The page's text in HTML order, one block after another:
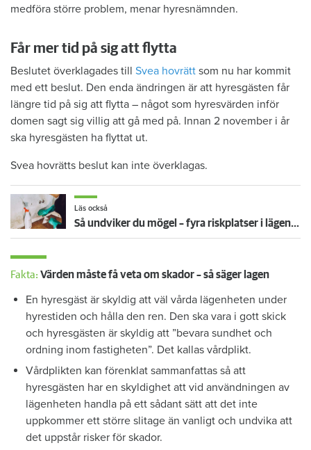
medföra större problem, menar hyresnämnden.
Får mer tid på sig att flytta
Beslutet överklagades till Svea hovrätt som nu har kommit
med ett beslut. Den enda ändringen är att hyresgästen får
längre tid på sig att flytta – något som hyresvärden inför
domen sagt sig villig att gå med på. Innan 2 november i år
ska hyresgästen ha flyttat ut.
Svea hovrätts beslut kan inte överklagas.
Läs också
Så undviker du mögel – fyra riskplatser i lägenheten: ”Måste städa bort”
Fakta: Värden måste få veta om skador – så säger lagen
En hyresgäst är skyldig att väl vårda lägenheten under
hyrestiden och hålla den ren. Den ska vara i gott skick
och hyresgästen är skyldig att ”bevara sundhet och
ordning inom fastigheten”. Det kallas vårdplikt.
Vårdplikten kan förenklat sammanfattas så att
hyresgästen har en skyldighet att vid användningen av
lägenheten handla på ett sådant sätt att det inte
uppkommer ett större slitage än vanligt och undvika att
det uppstår risker för skador.